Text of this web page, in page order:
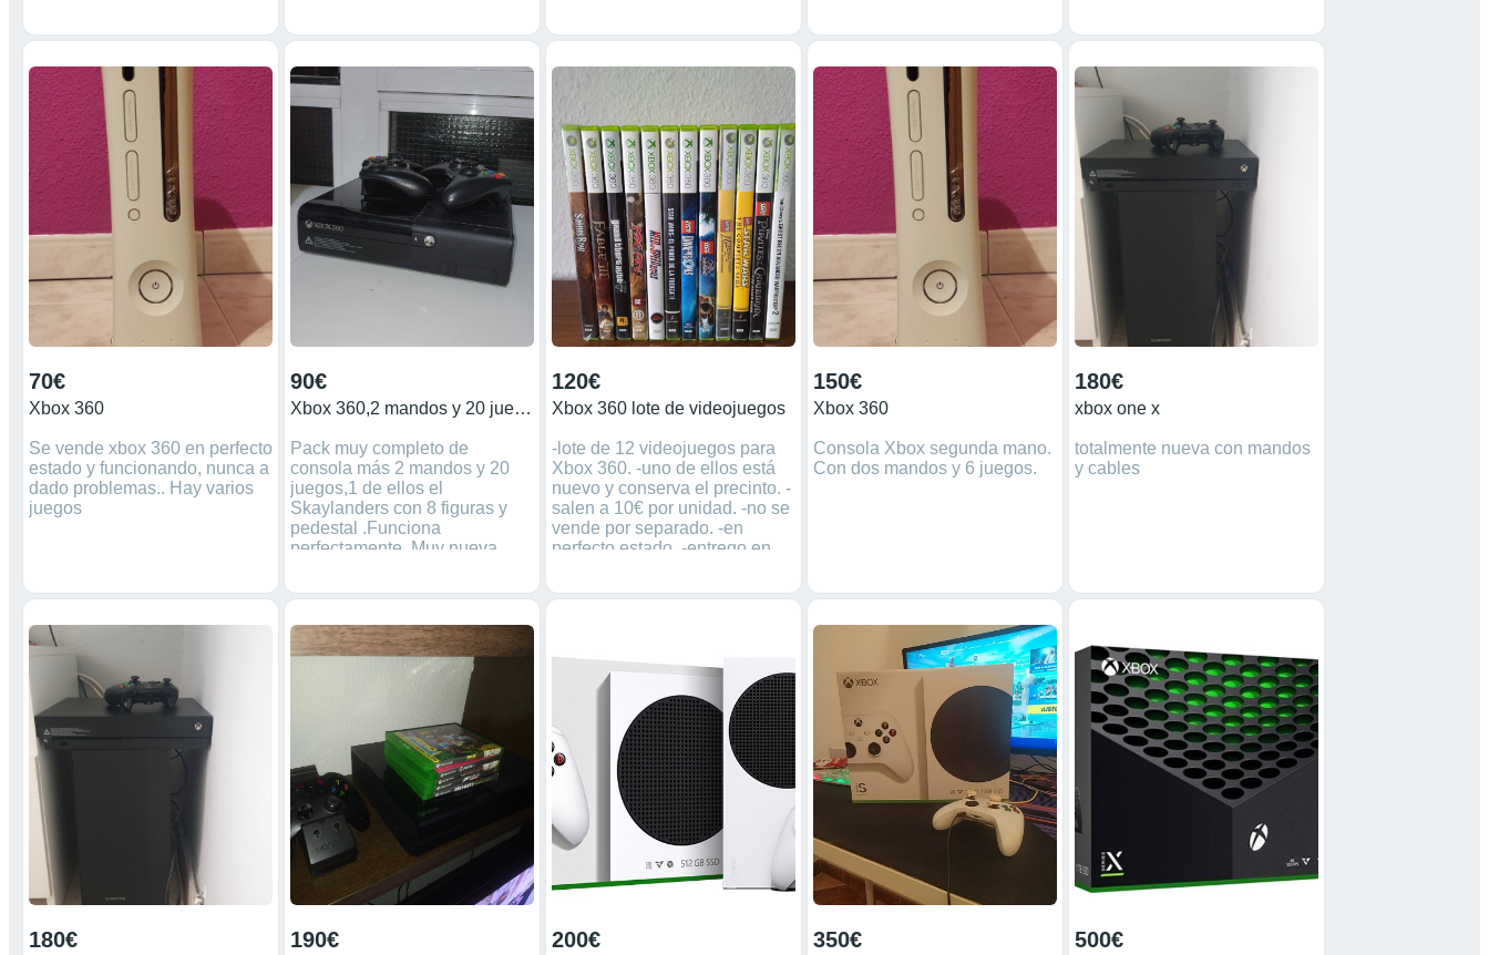
daño, ( ver última foto ). Hago
Agrupo pedidos y sólo pagas
un gasto de envío. Precio NO
NEGOCIABLE. Si no está
reservado, está disponible ✅
Más anuncios de consolas
retro en mi perfil. Máquina
consolas videojuegos
Nintendo Super Nintendo
SNES nintendo 64 nes nasa
ds lite juegos gameboy
advance Playstation Ps1 PsX
Ps2 Ps3 Ps4 game boy poket
gameboycolor XBOX360 PSP
Sega Megadrive Atari 2600
o con cable microUSB.
varios juntos. Precio por
unidad, negociable.
70€
Xbox 360
Se vende xbox 360 en perfecto
estado y funcionando, nunca a
dado problemas.. Hay varios
juegos
90€
Xbox 360,2 mandos y 20 juegos
Pack muy completo de
consola más 2 mandos y 20
juegos,1 de ellos el
Skaylanders con 8 figuras y
pedestal .Funciona
perfectamente .Muy nueva
120€
Xbox 360 lote de videojuegos
-lote de 12 videojuegos para
Xbox 360. -uno de ellos está
nuevo y conserva el precinto. -
salen a 10€ por unidad. -no se
vende por separado. -en
perfecto estado. -entrego en
150€
Xbox 360
Consola Xbox segunda mano.
Con dos mandos y 6 juegos.
180€
xbox one x
totalmente nueva con mandos
y cables
180€ 190€ 200€ 350€ 500€